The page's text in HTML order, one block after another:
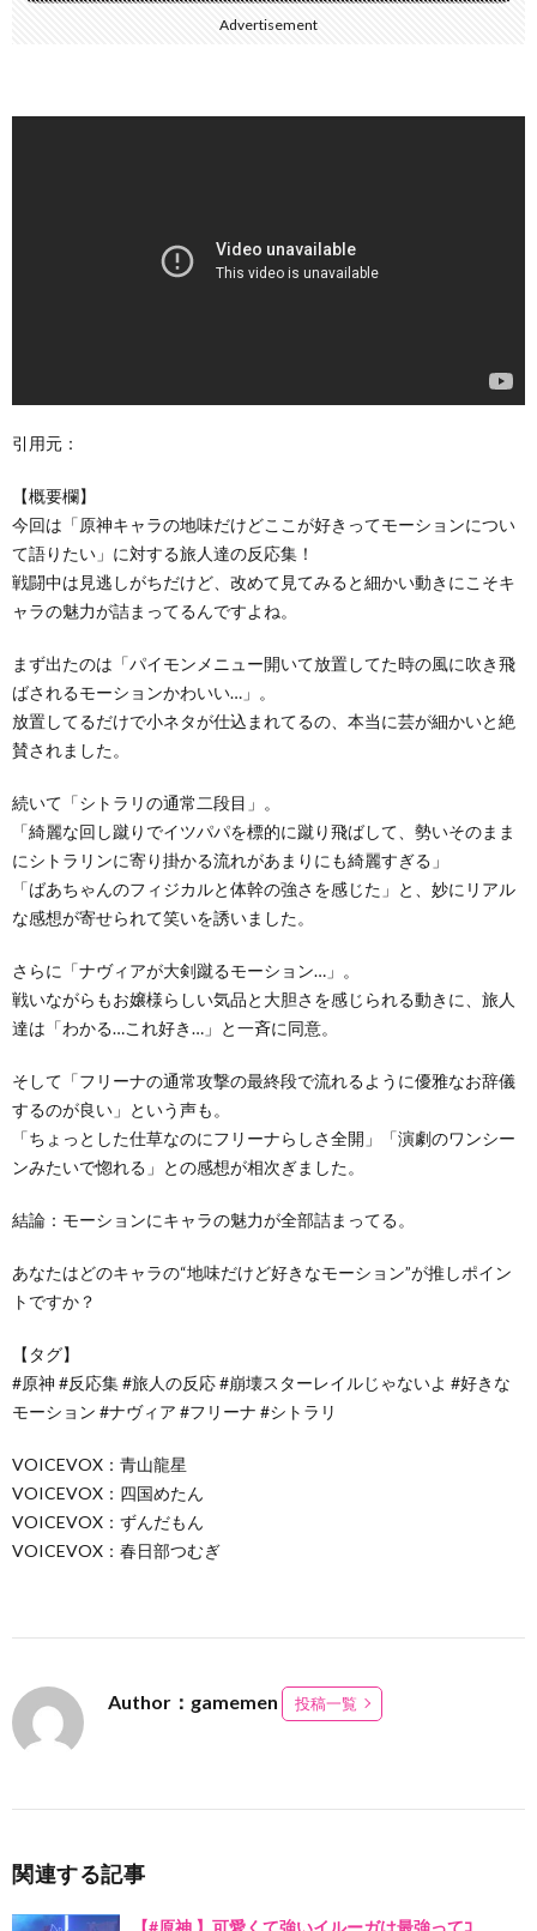
Advertisement
引用元：
【概要欄】
今回は「原神キャラの地味だけどここが好きってモーションについ
て語りたい」に対する旅人達の反応集！
戦闘中は見逃しがちだけど、改めて見てみると細かい動きにこそキ
ャラの魅力が詰まってるんですよね。
まず出たのは「パイモンメニュー開いて放置してた時の風に吹き飛
ばされるモーションかわいい…」。
放置してるだけで小ネタが仕込まれてるの、本当に芸が細かいと絶
賛されました。
続いて「シトラリの通常二段目」。
「綺麗な回し蹴りでイツパパを標的に蹴り飛ばして、勢いそのまま
にシトラリンに寄り掛かる流れがあまりにも綺麗すぎる」
「ばあちゃんのフィジカルと体幹の強さを感じた」と、妙にリアル
な感想が寄せられて笑いを誘いました。
さらに「ナヴィアが大剣蹴るモーション…」。
戦いながらもお嬢様らしい気品と大胆さを感じられる動きに、旅人
達は「わかる…これ好き…」と一斉に同意。
そして「フリーナの通常攻撃の最終段で流れるように優雅なお辞儀
するのが良い」という声も。
「ちょっとした仕草なのにフリーナらしさ全開」「演劇のワンシー
ンみたいで惚れる」との感想が相次ぎました。
結論：モーションにキャラの魅力が全部詰まってる。
あなたはどのキャラの“地味だけど好きなモーション”が推しポイン
トですか？
【タグ】
#原神 #反応集 #旅人の反応 #崩壊スターレイルじゃないよ #好きな
モーション #ナヴィア #フリーナ #シトラリ
VOICEVOX：青山龍星
VOICEVOX：四国めたん
VOICEVOX：ずんだもん
VOICEVOX：春日部つむぎ
Author：gamemen 投稿一覧
関連する記事
【#原神 】可愛くて強いイルーガは最強ってｺ